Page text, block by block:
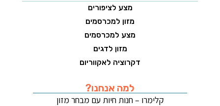
מצע לציפורים
מזון למכרסמים
מצע למכרסמים
מזון לדגים
דקרוציה לאקווריום
למה אנחנו?
קלימרו – חנות חיות עם מבחר מזון